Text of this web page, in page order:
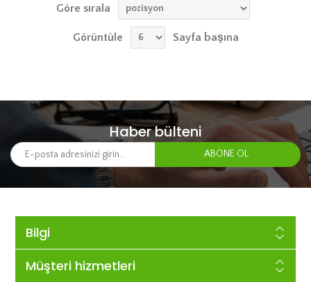
Göre sırala
Görüntüle Sayfa başına
Haber bülteni
Bilgi
Müşteri hizmetleri